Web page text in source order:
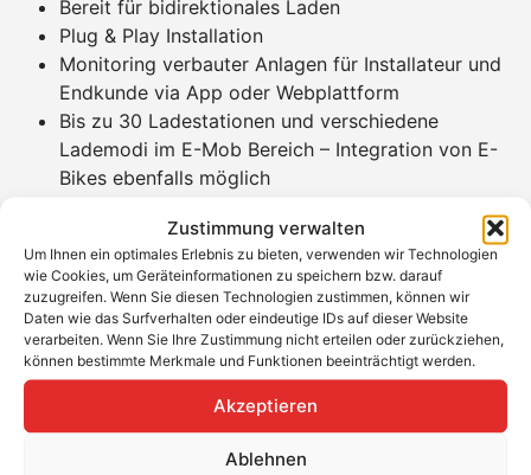
Zustimmung verwalten
Um Ihnen ein optimales Erlebnis zu bieten, verwenden wir Technologien
wie Cookies, um Geräteinformationen zu speichern bzw. darauf
zuzugreifen. Wenn Sie diesen Technologien zustimmen, können wir
Daten wie das Surfverhalten oder eindeutige IDs auf dieser Website
verarbeiten. Wenn Sie Ihre Zustimmung nicht erteilen oder zurückziehen,
können bestimmte Merkmale und Funktionen beeinträchtigt werden.
Akzeptieren
Ablehnen
Bereit für bidirektionales Laden
Plug & Play Installation
Monitoring verbauter Anlagen für Installateur und
Endkunde via App oder Webplattform
Bis zu 30 Ladestationen und verschiedene
Lademodi im E-Mob Bereich – Integration von E-
Bikes ebenfalls möglich
Power Manager Abo verfügbar (siehe unten)
Produkteigenschaften RCT Power Manager
Basic
Schnittstellen: Ethernet
Maß: 40 x 112 x 80 mm (HxBxT)
IP 40
2 Jahre Produktgarantie